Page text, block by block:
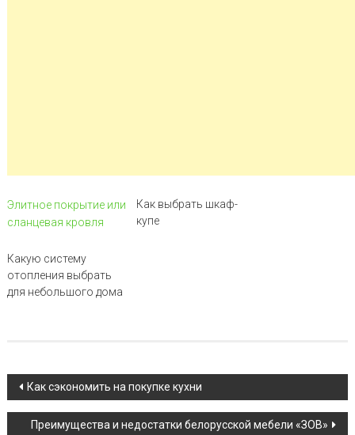
Элитное покрытие или
сланцевая кровля
Как выбрать шкаф-
купе
Какую систему
отопления выбрать
для небольшого дома
Навигация по записи
Как сэкономить на покупке кухни
Преимущества и недостатки белорусской мебели «ЗОВ»